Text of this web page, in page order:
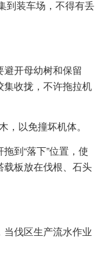
到装车场，不得有丢
开母幼树和保留
收拢，不许拖拉机
以免撞坏机体。
到“落下”位置，使
板放在伐根、石头
伐区生产流水作业